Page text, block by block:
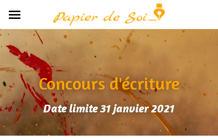
Accueil
Le concept
Avis
Participants
Partenaires
Concours d'écriture
Date limite 31 janvier 2021
LES CATÉGORIES DE LA BOUTIQUE
Toutes les catégories